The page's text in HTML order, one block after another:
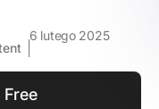
6 lutego 2025